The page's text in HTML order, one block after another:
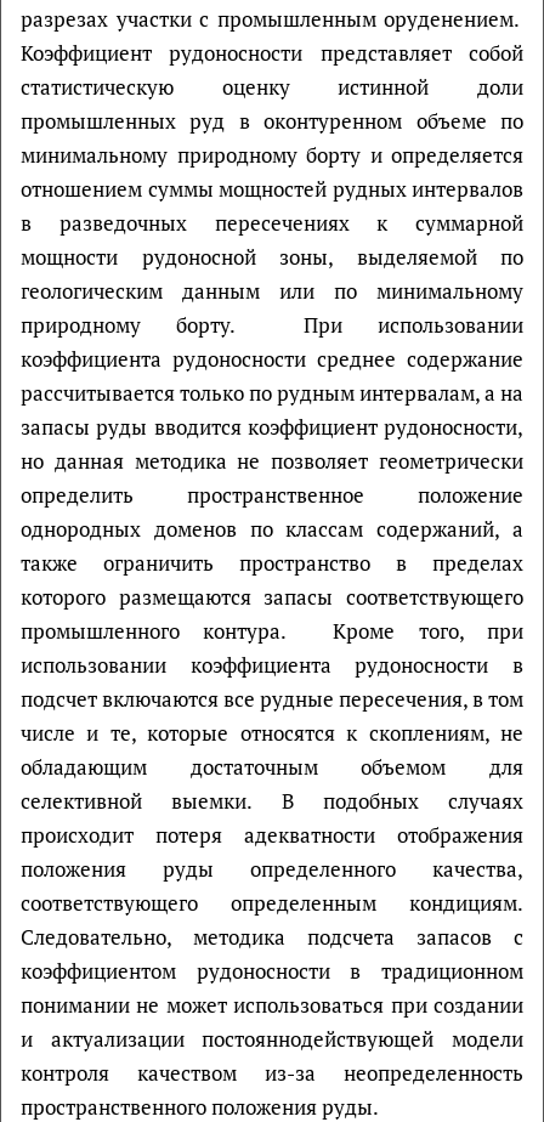
разрезах участки с промышленным оруденением.
Коэффициент рудоносности представляет собой
статистическую оценку истинной доли
промышленных руд в оконтуренном объеме по
минимальному природному борту и определяется
отношением суммы мощностей рудных интервалов
в разведочных пересечениях к суммарной
мощности рудоносной зоны, выделяемой по
геологическим данным или по минимальному
природному борту. При использовании
коэффициента рудоносности среднее содержание
рассчитывается только по рудным интервалам, а на
запасы руды вводится коэффициент рудоносности,
но данная методика не позволяет геометрически
определить пространственное положение
однородных доменов по классам содержаний, а
также ограничить пространство в пределах
которого размещаются запасы соответствующего
промышленного контура. Кроме того, при
использовании коэффициента рудоносности в
подсчет включаются все рудные пересечения, в том
числе и те, которые относятся к скоплениям, не
обладающим достаточным объемом для
селективной выемки. В подобных случаях
происходит потеря адекватности отображения
положения руды определенного качества,
соответствующего определенным кондициям.
Следовательно, методика подсчета запасов с
коэффициентом рудоносности в традиционном
понимании не может использоваться при создании
и актуализации постояннодействующей модели
контроля качеством из-за неопределенность
пространственного положения руды.